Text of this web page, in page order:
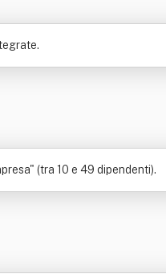
(tra 10 e 49 dipendenti).